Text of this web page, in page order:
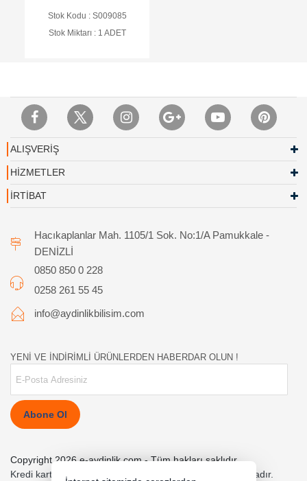
Stok Kodu : S009085
Stok Miktarı : 1 ADET
ALIŞVERİŞ
HİZMETLER
İRTİBAT
Hacıkaplanlar Mah. 1105/1 Sok. No:1/A Pamukkale -
DENİZLİ
0850 850 0 228
0258 261 55 45
info@aydinlikbilisim.com
YENİ VE İNDİRİMLİ ÜRÜNLERDEN HABERDAR OLUN !
Abone Ol
Copyright 2026 e-aydinlik.com - Tüm hakları saklıdır.
Kredi kartı bilgileriniz 256bit SSL sertifikası ile korunmaktadır.